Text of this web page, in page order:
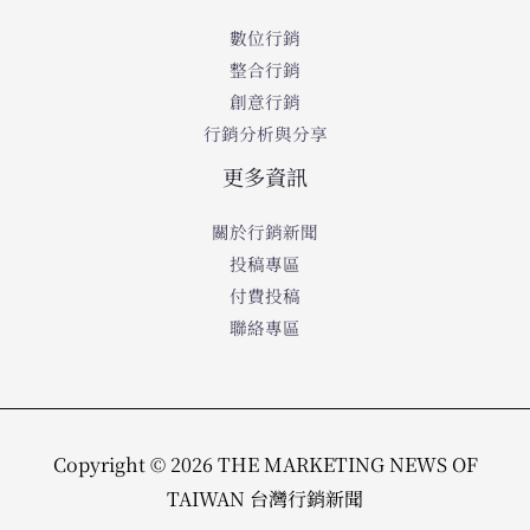
數位行銷
整合行銷
創意行銷
行銷分析與分享
更多資訊
關於行銷新聞
投稿專區
付費投稿
聯絡專區
Copyright © 2026 THE MARKETING NEWS OF
TAIWAN 台灣行銷新聞